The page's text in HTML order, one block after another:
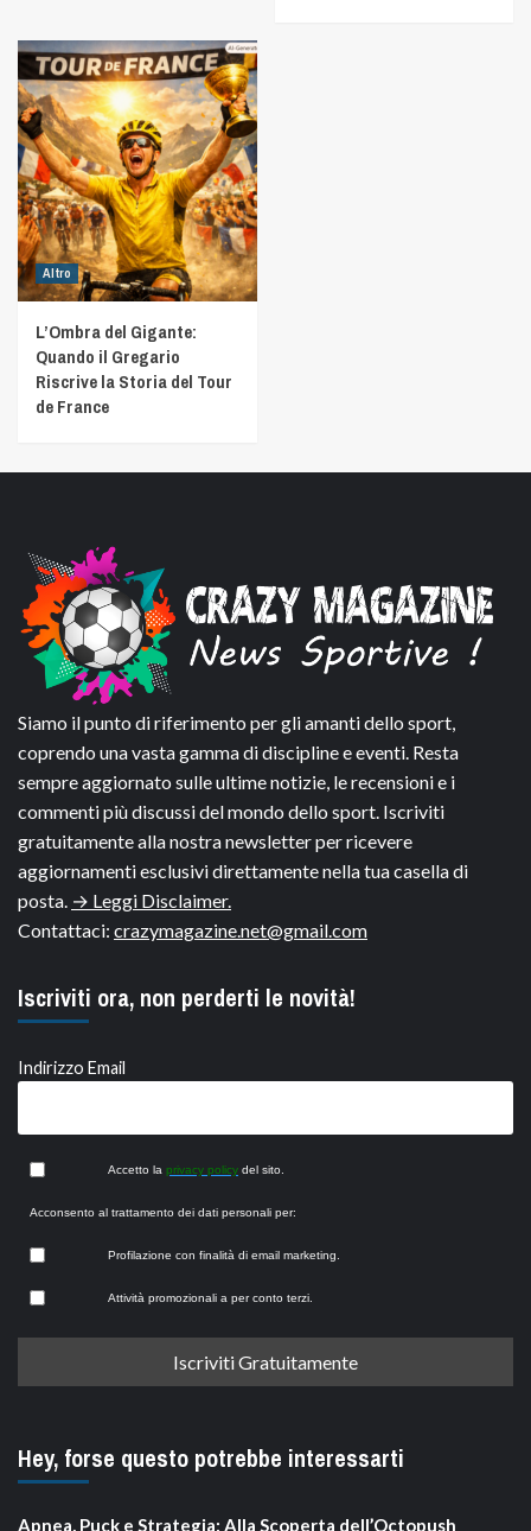
Altro
L’Ombra del Gigante:
Quando il Gregario
Riscrive la Storia del Tour
de France
Siamo il punto di riferimento per gli amanti dello sport,
coprendo una vasta gamma di discipline e eventi. Resta
sempre aggiornato sulle ultime notizie, le recensioni e i
commenti più discussi del mondo dello sport. Iscriviti
gratuitamente alla nostra newsletter per ricevere
aggiornamenti esclusivi direttamente nella tua casella di
posta. → Leggi Disclaimer.
Contattaci: crazymagazine.net@gmail.com
Iscriviti ora, non perderti le novità!
Indirizzo Email
Accetto la privacy policy del sito.
Acconsento al trattamento dei dati personali per:
Profilazione con finalità di email marketing.
Attività promozionali a per conto terzi.
Hey, forse questo potrebbe interessarti
Apnea, Puck e Strategia: Alla Scoperta dell’Octopush